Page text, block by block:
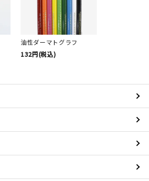
油性ダーマトグラフ
132円(税込)